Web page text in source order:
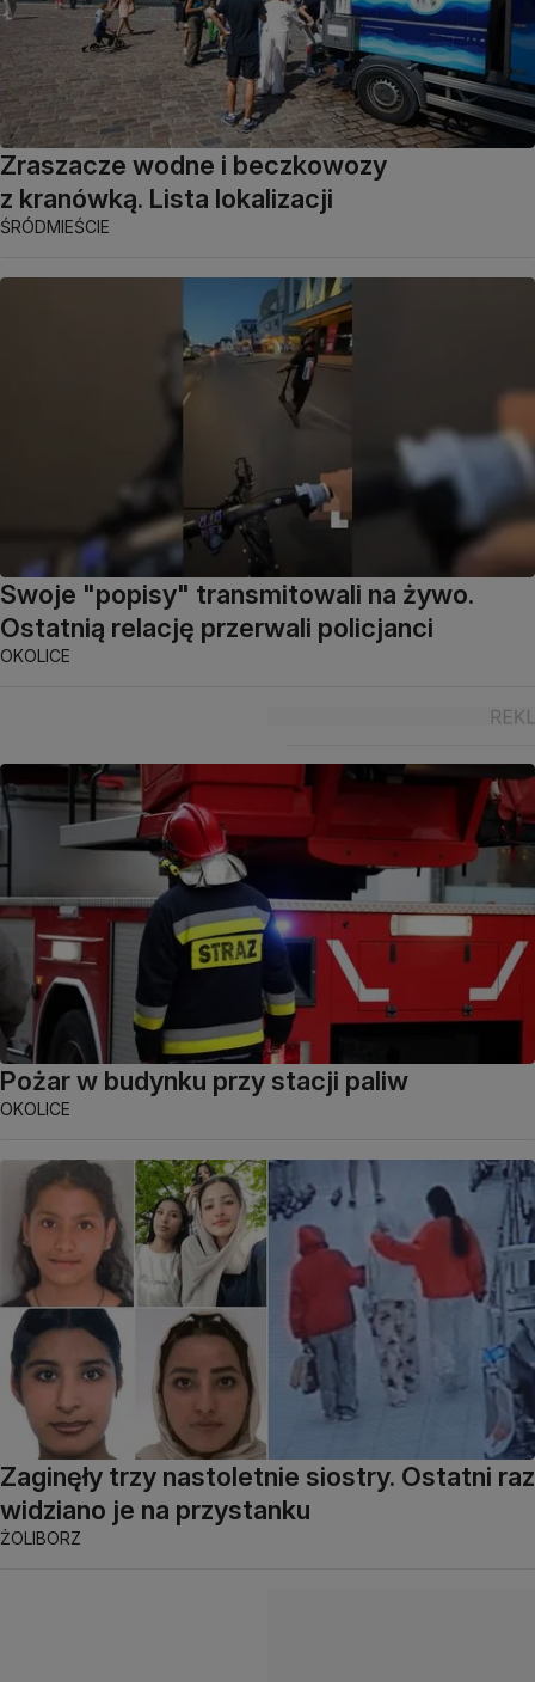
Zraszacze wodne i beczkowozy
z kranówką. Lista lokalizacji
ŚRÓDMIEŚCIE
Swoje "popisy" transmitowali na żywo.
Ostatnią relację przerwali policjanci
OKOLICE
Pożar w budynku przy stacji paliw
OKOLICE
Zaginęły trzy nastoletnie siostry. Ostatni raz
widziano je na przystanku
ŻOLIBORZ